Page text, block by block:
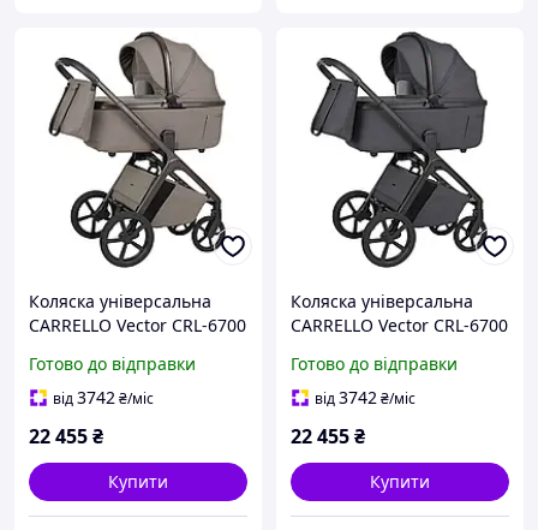
Коляска універсальна
CARRELLO Vector CRL-6700
Готово до відправки
від3742₴/міс
22 455₴
Купити
Коляска універсальна
CARRELLO Vector CRL-6700
Готово до відправки
від3742₴/міс
22 455₴
Купити